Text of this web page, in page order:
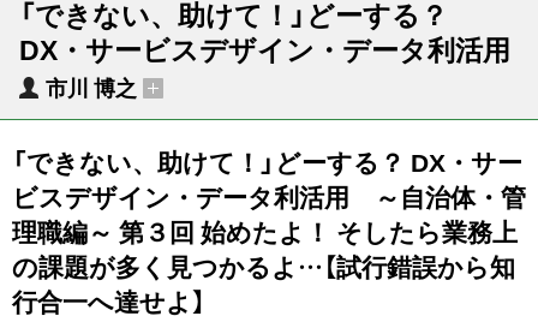
「できない、助けて！」どーする？
DX・サービスデザイン・データ利活用
市川 博之
「できない、助けて！」どーする？ DX・サー
ビスデザイン・データ利活用 ～自治体・管
理職編～ 第３回 始めたよ！ そしたら業務上
の課題が多く見つかるよ…【試行錯誤から知
行合一へ達せよ】